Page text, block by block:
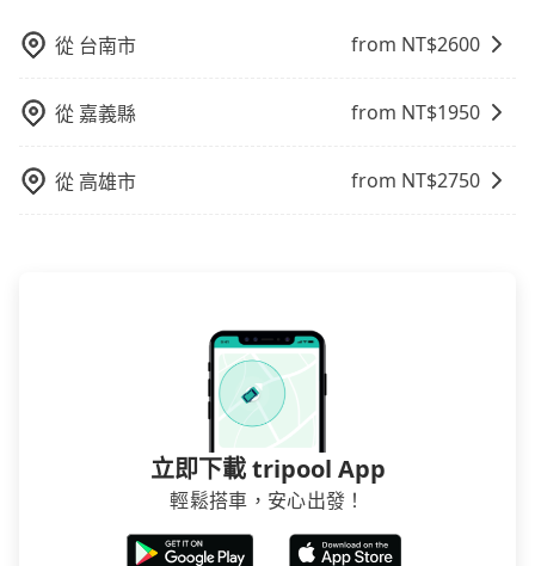
要再人工電話與飯店確認。預訂民宿方面，如不怕麻
得便宜，但缺點就是多數要匯款並再人工確認。假如不
介意多花一點錢省下這些瑣碎的事，台灣本土的AsiaYo
從 台南市 from NT$2600
從 嘉義縣 from NT$1950
從 高雄市 from NT$2750
立即下載 tripool App
輕鬆搭車，安心出發！